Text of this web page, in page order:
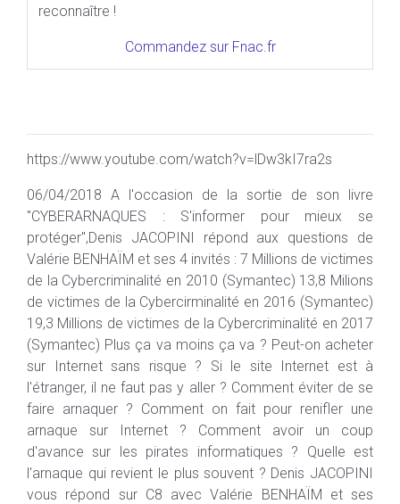
reconnaître !
Commandez sur Fnac.fr
https://www.youtube.com/watch?v=lDw3kI7ra2s
06/04/2018 A l'occasion de la sortie de son livre
"CYBERARNAQUES : S'informer pour mieux se
protéger",Denis JACOPINI répond aux questions de
Valérie BENHAÏM et ses 4 invités : 7 Millions de victimes
de la Cybercriminalité en 2010 (Symantec) 13,8 Milions
de victimes de la Cybercirminalité en 2016 (Symantec)
19,3 Millions de victimes de la Cybercriminalité en 2017
(Symantec) Plus ça va moins ça va ? Peut-on acheter
sur Internet sans risque ? Si le site Internet est à
l'étranger, il ne faut pas y aller ? Comment éviter de se
faire arnaquer ? Comment on fait pour renifler une
arnaque sur Internet ? Comment avoir un coup
d'avance sur les pirates informatiques ? Quelle est
l'arnaque qui revient le plus souvent ? Denis JACOPINI
vous répond sur C8 avec Valérie BENHAÏM et ses